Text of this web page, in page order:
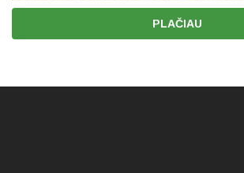
PLAČIAU